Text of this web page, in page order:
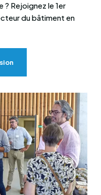
? Rejoignez le 1er
du bâtiment en